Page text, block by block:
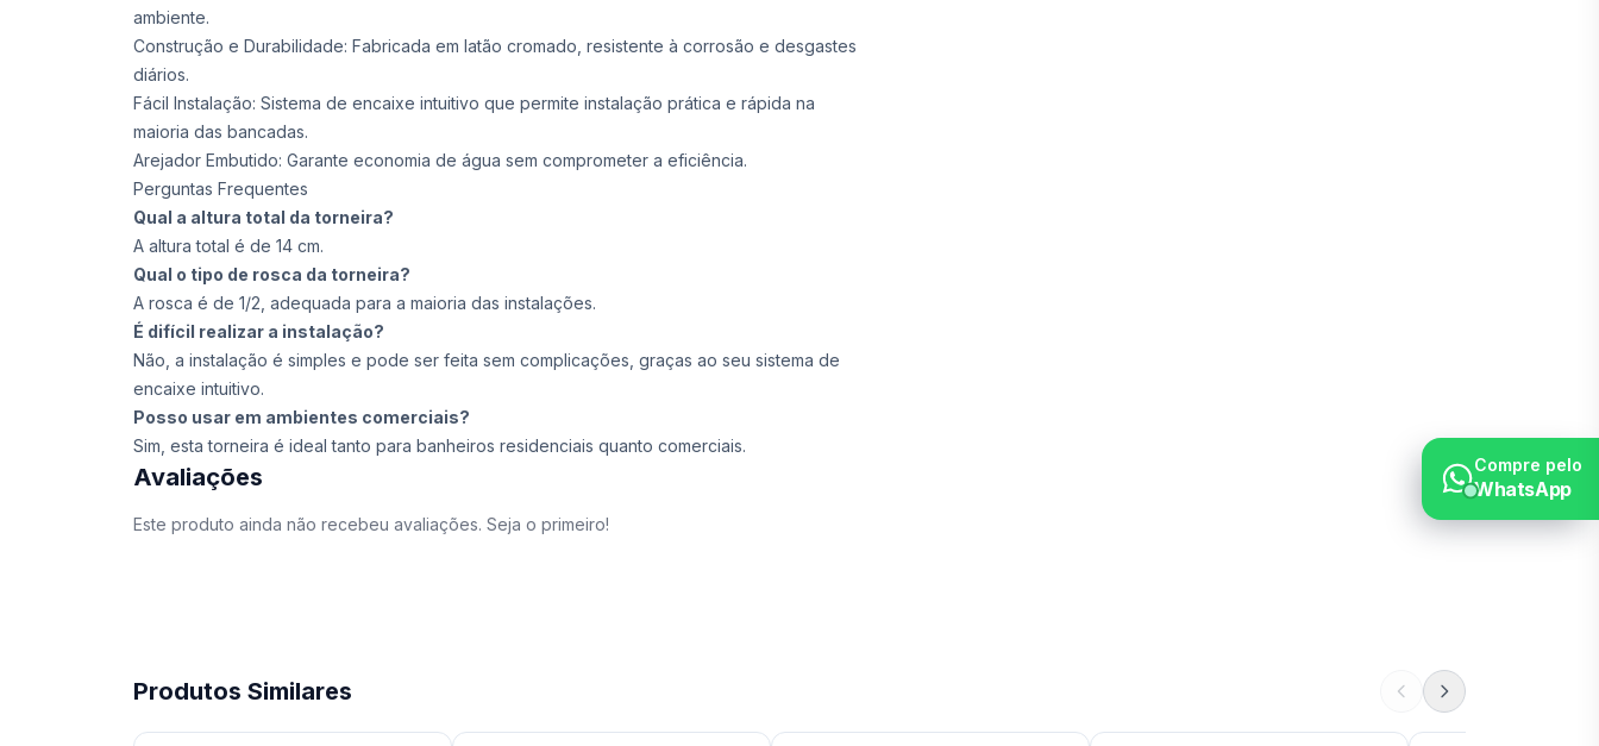
ambiente.
Construção e Durabilidade: Fabricada em latão cromado, resistente à corrosão e desgastes
diários.
Fácil Instalação: Sistema de encaixe intuitivo que permite instalação prática e rápida na
maioria das bancadas.
Arejador Embutido: Garante economia de água sem comprometer a eficiência.
Perguntas Frequentes
Qual a altura total da torneira?
A altura total é de 14 cm.
Qual o tipo de rosca da torneira?
A rosca é de 1/2, adequada para a maioria das instalações.
É difícil realizar a instalação?
Não, a instalação é simples e pode ser feita sem complicações, graças ao seu sistema de
encaixe intuitivo.
Posso usar em ambientes comerciais?
Sim, esta torneira é ideal tanto para banheiros residenciais quanto comerciais.
Avaliações
Este produto ainda não recebeu avaliações. Seja o primeiro!
Produtos Similares
Compre pelo
WhatsApp